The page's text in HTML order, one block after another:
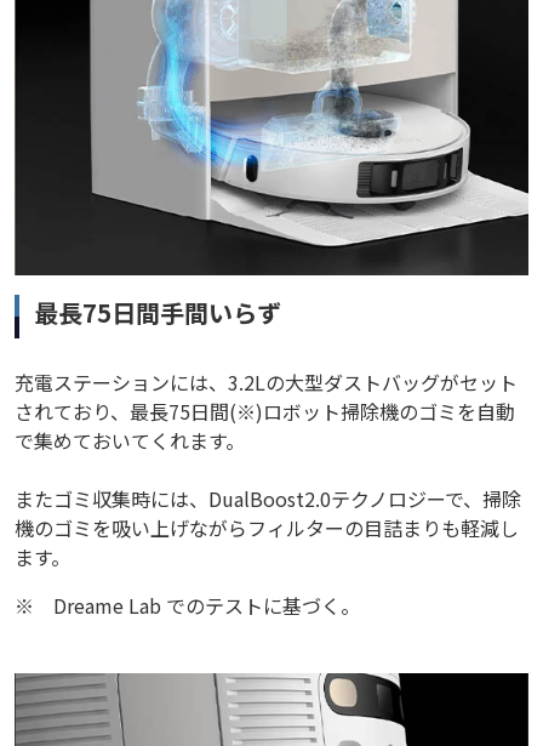
最長75日間手間いらず
充電ステーションには、3.2Lの大型ダストバッグがセット
されており、最長75日間(※)ロボット掃除機のゴミを自動
で集めておいてくれます。
またゴミ収集時には、DualBoost2.0テクノロジーで、掃除
機のゴミを吸い上げながらフィルターの目詰まりも軽減し
ます。
※
Dreame Lab でのテストに基づく。